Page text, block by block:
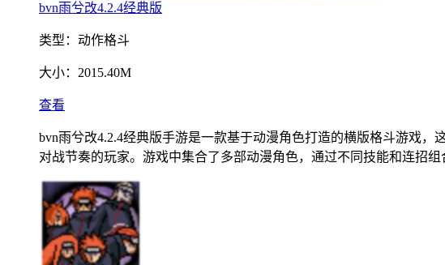
bvn雨兮改4.2.4经典版
类型： 动作格斗
大小： 2015.40M
查看
bvn雨兮改4.2.4经典版手游是一款基于动漫角色打造的横版格斗游戏
对战节奏的玩家。游戏中集合了多部动漫角色，通过不同技能和连招